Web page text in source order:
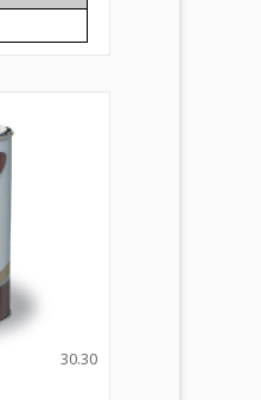
30.30